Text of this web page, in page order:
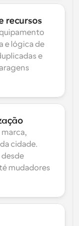
recursos
e lógica de
e
marca,
cidade.
mudadores